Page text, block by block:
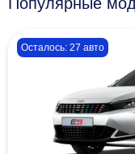
Осталось: 27 авто